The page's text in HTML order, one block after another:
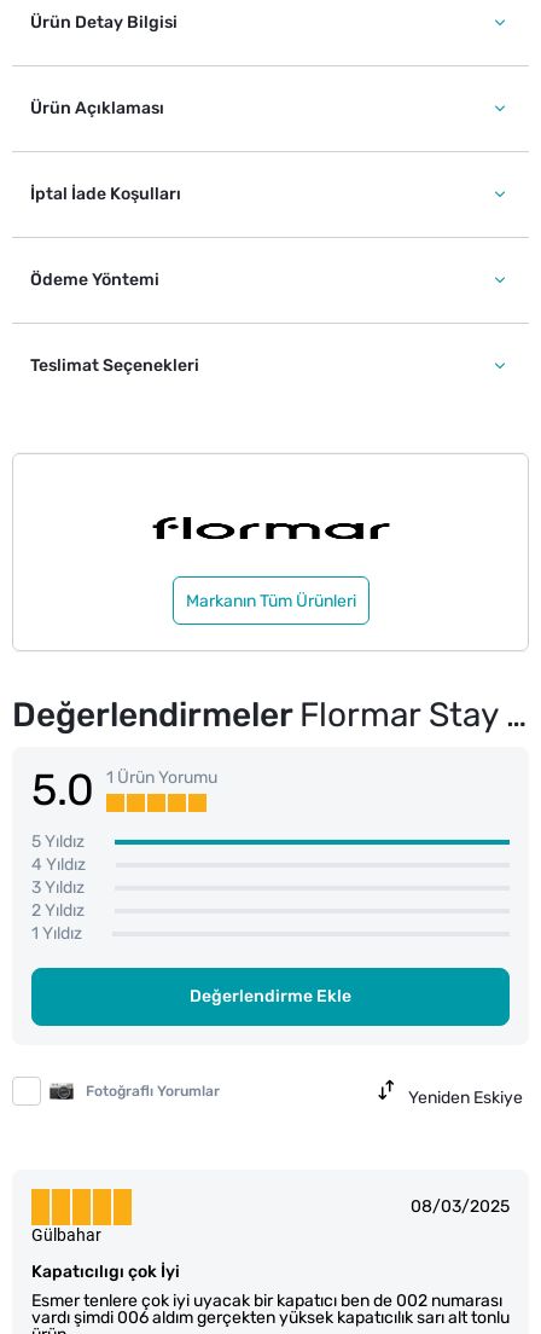
Ürün Detay Bilgisi
Ürün Açıklaması
İptal İade Koşulları
Ödeme Yöntemi
Teslimat Seçenekleri
Markanın Tüm Ürünleri
Değerlendirmeler Flormar Stay Perfect Yoğun Pigmentli Likit Kapatıcı 006 Medium Beige
5.0 1 Ürün Yorumu
5 Yıldız
4 Yıldız
3 Yıldız
2 Yıldız
1 Yıldız
Değerlendirme Ekle
Fotoğraflı Yorumlar Yeniden Eskiye
08/03/2025
Kapatıcılıgı çok İyi
Esmer tenlere çok iyi uyacak bir kapatıcı ben de 002 numarası
vardı şimdi 006 aldım gerçekten yüksek kapatıcılık sarı alt tonlu
Gülbahar